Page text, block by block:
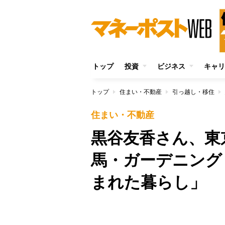
トップ 投資 ビジネス キャ
トップ 住まい・不動産 引っ越し・移住
住まい・不動産
黒谷友香さん、
馬・ガーデニン
まれた暮らし」